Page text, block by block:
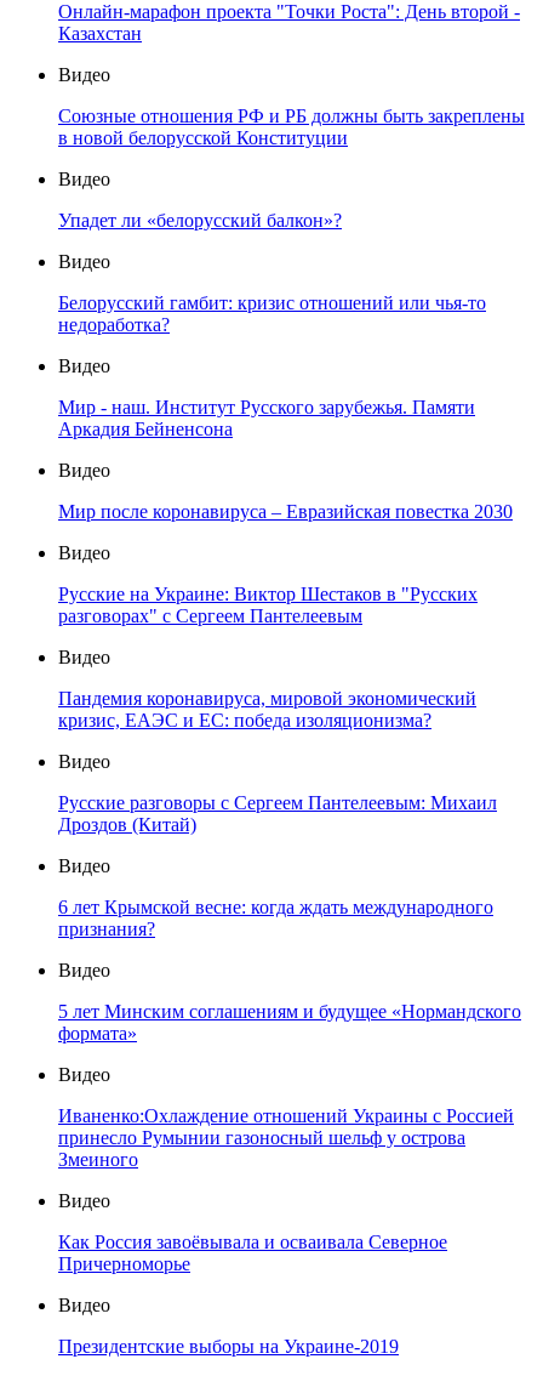
Онлайн-марафон проекта "Точки Роста": День второй -
Казахстан
Видео
Союзные отношения РФ и РБ должны быть закреплены
в новой белорусской Конституции
Видео
Упадет ли «белорусский балкон»?
Видео
Белорусский гамбит: кризис отношений или чья-то
недоработка?
Видео
Мир - наш. Институт Русского зарубежья. Памяти
Аркадия Бейненсона
Видео
Мир после коронавируса – Евразийская повестка 2030
Видео
Русские на Украине: Виктор Шестаков в "Русских
разговорах" с Сергеем Пантелеевым
Видео
Пандемия коронавируса, мировой экономический
кризис, ЕАЭС и ЕС: победа изоляционизма?
Видео
Русские разговоры с Сергеем Пантелеевым: Михаил
Дроздов (Китай)
Видео
6 лет Крымской весне: когда ждать международного
признания?
Видео
5 лет Минским соглашениям и будущее «Нормандского
формата»
Видео
Иваненко:Охлаждение отношений Украины с Россией
принесло Румынии газоносный шельф у острова
Змеиного
Видео
Как Россия завоёвывала и осваивала Северное
Причерноморье
Видео
Президентские выборы на Украине-2019